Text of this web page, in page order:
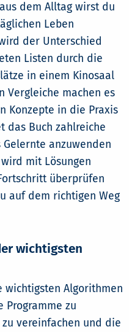
dem Alltag wirst du
Leben
der Unterschied
Listen durch die
in einem Kinosaal
Vergleiche machen es
Konzepte in die Praxis
das Buch zahlreiche
anzuwenden
mit Lösungen
überprüfen
auf dem richtigen Weg
wichtigsten
wichtigsten Algorithmen
zu
vereinfachen und die